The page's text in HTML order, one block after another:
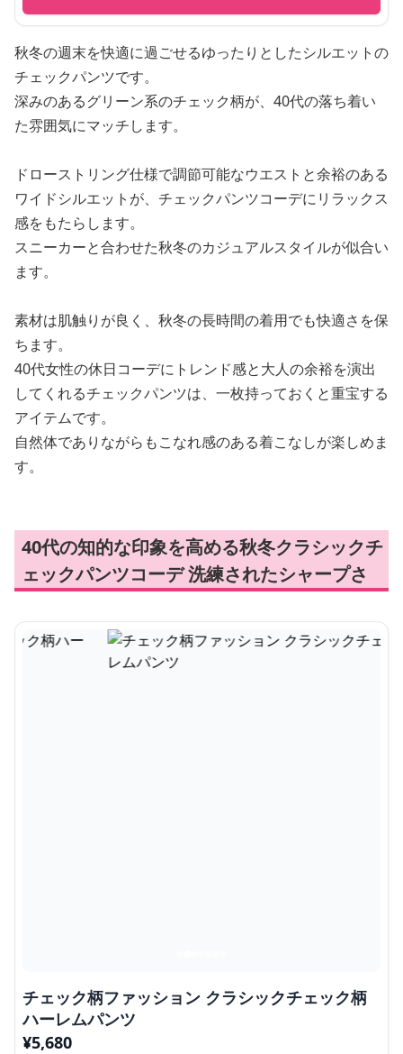
秋冬の週末を快適に過ごせるゆったりとしたシルエットの
チェックパンツです。
深みのあるグリーン系のチェック柄が、40代の落ち着い
た雰囲気にマッチします。
ドローストリング仕様で調節可能なウエストと余裕のある
ワイドシルエットが、チェックパンツコーデにリラックス
感をもたらします。
スニーカーと合わせた秋冬のカジュアルスタイルが似合い
ます。
素材は肌触りが良く、秋冬の長時間の着用でも快適さを保
ちます。
40代女性の休日コーデにトレンド感と大人の余裕を演出
してくれるチェックパンツは、一枚持っておくと重宝する
アイテムです。
自然体でありながらもこなれ感のある着こなしが楽しめま
す。
40代の知的な印象を高める秋冬クラシックチ
ェックパンツコーデ 洗練されたシャープさ
チェック柄ファッション クラシックチェック柄
ハーレムパンツ
¥5,680